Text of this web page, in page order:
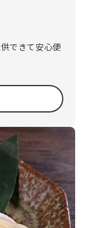
できて安心便